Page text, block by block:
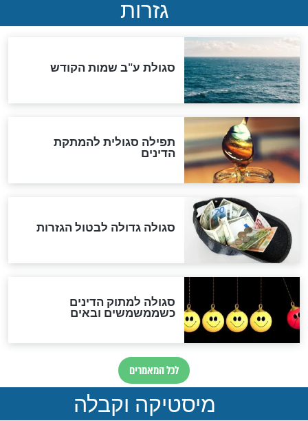
המסמך האבוד שנחשף
במרתפי מוסקבה: כתב היד
הנדיר של הרשב"ם התגלה
"מודה לקב"ה על כל השנים"
לכל המאמרים
אחרית הימים
האם אפשר לחשב את הקץ?
מה יהיה בימות המשיח?